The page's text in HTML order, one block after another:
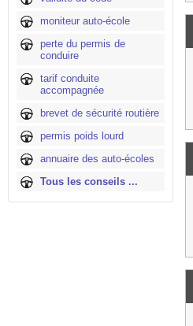
moniteur auto-école
perte du permis de
conduire
tarif conduite
accompagnée
brevet de sécurité routière
permis poids lourd
annuaire des auto-écoles
Tous les conseils ...